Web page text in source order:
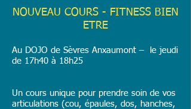
NOUVEAU COURS - FITNESS BIEN
ETRE
Au DOJO de Sèvres Anxaumont – le jeudi
de 17h40 à 18h25
Un cours unique pour prendre soin de vos
articulations (cou, épaules, dos, hanches,